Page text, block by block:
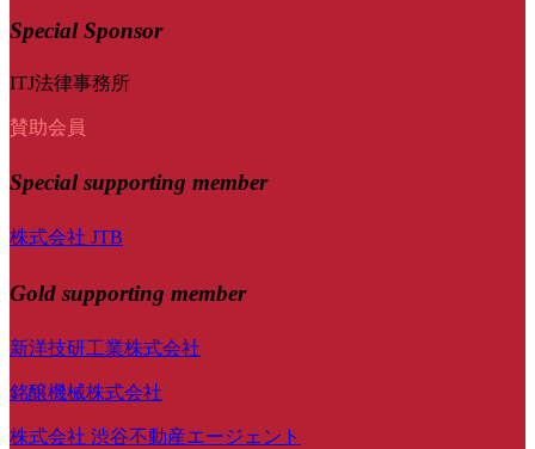
Special Sponsor
ITJ法律事務所
賛助会員
Specialsupporting member
株式会社 JTB
Gold supporting member
新洋技研工業株式会社
銘醸機械株式会社
株式会社 渋谷不動産エージェント